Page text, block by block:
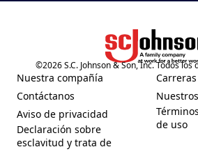
(Opens in a new
©2026S.C. Johnson & Son, Inc. Todos
Nuestra compañía
(Opens in a new tab)
Contáctanos
(Opens in a new tab)
Aviso de privacidad
(Opens in a new tab)
Declaración sobre
esclavitud y trata de
(Opens in a new tab)
Carreras
(Opens
(Opens
de uso
(Opens